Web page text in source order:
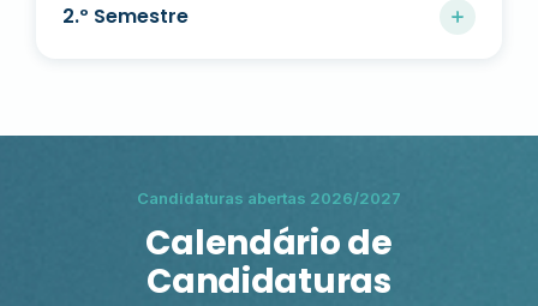
2.º Semestre
Patologia Geral
Candidaturas abertas 2026/2027
Calendário de
Candidaturas